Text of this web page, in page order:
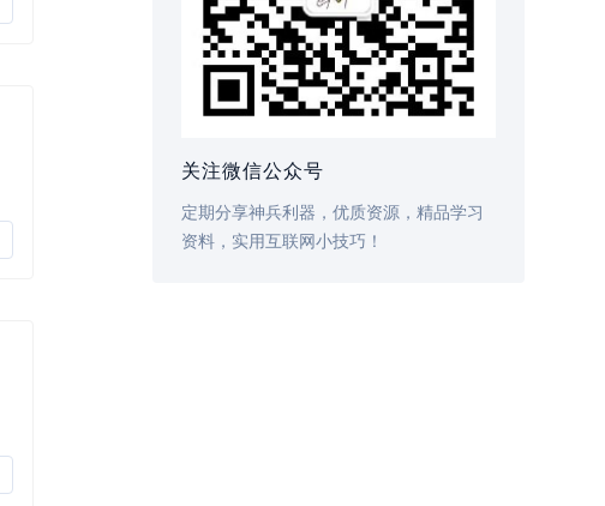
关注微信公众号
定期分享神兵利器，优质资源，精品学习
资料，实用互联网小技巧！